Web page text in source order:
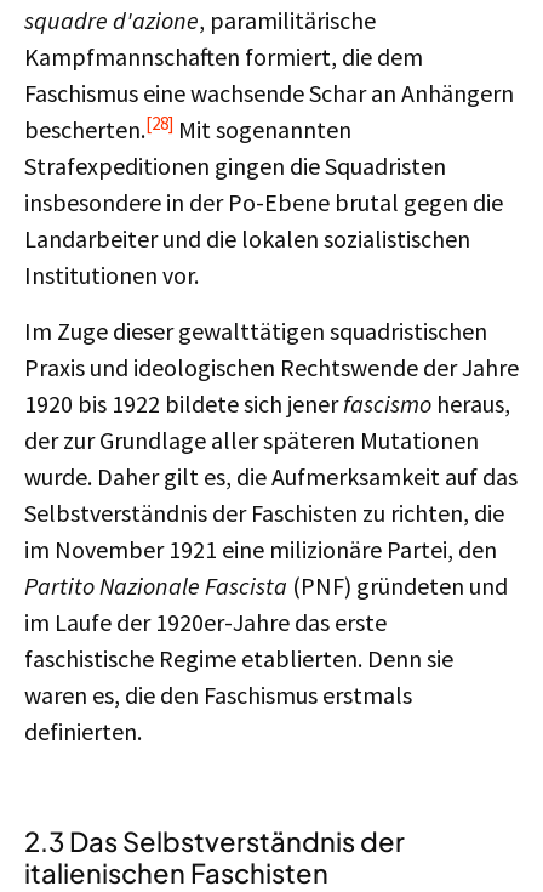
squadre d'azione, paramilitärische
Kampfmannschaften formiert, die dem
Faschismus eine wachsende Schar an Anhängern
bescherten.[28] Mit sogenannten
Strafexpeditionen gingen die Squadristen
insbesondere in der Po-Ebene brutal gegen die
Landarbeiter und die lokalen sozialistischen
Institutionen vor.
Im Zuge dieser gewalttätigen squadristischen
Praxis und ideologischen Rechtswende der Jahre
1920 bis 1922 bildete sich jenerfascismo heraus,
der zur Grundlage aller späteren Mutationen
wurde. Daher gilt es, die Aufmerksamkeit auf das
Selbstverständnis der Faschisten zu richten, die
im November 1921 eine milizionäre Partei, den
Partito Nazionale Fascista (PNF) gründeten und
im Laufe der 1920er-Jahre das erste
faschistische Regime etablierten. Denn sie
waren es, die den Faschismus erstmals
definierten.
2.3 Das Selbstverständnis der
italienischen Faschisten